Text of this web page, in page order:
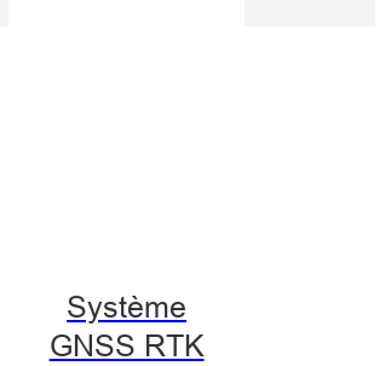
Système
GNSS RTK